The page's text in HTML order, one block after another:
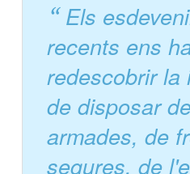
Els
recents ens
redescobrir la
de disposar
armades, de
segures, de